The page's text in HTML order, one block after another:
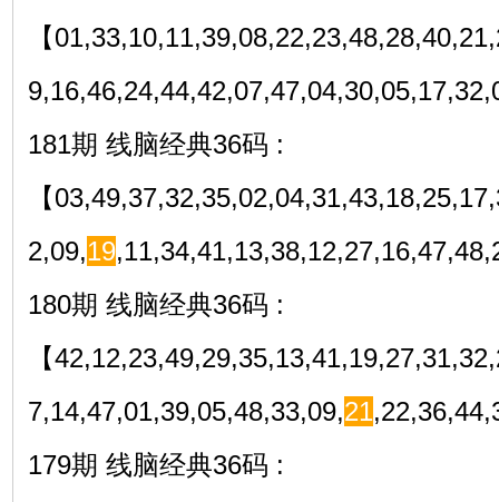
【
181期 线脑经典36码 :
【
2,09,19
180期 线脑经典36码 :
【
7,14,47,01,39,05,48,33,09,21
179期 线脑经典36码 :